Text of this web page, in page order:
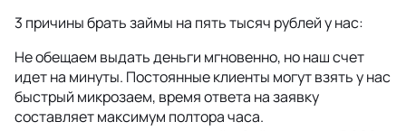
3 причины брать займы на пять тысяч рублей у нас:
Не обещаем выдать деньги мгновенно, но наш счет
идет на минуты. Постоянные клиенты могут взять у нас
быстрый микрозаем, время ответа на заявку
составляет максимум полтора часа.